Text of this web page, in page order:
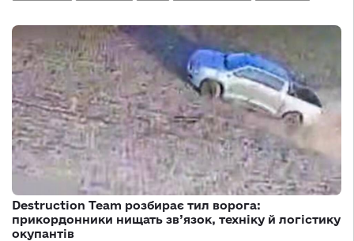
Destruction Team розбирає тил ворога:
прикордонники нищать зв’язок, техніку й логістику
окупантів